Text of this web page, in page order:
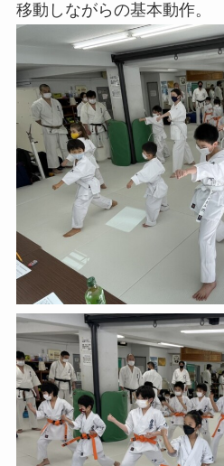
移動しながらの基本動作。